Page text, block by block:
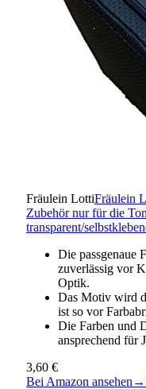
Fräulein LottiFräulein
Zubehör nur für die
transparent/
Die passgenaue
zuverlässig vor
Optik.
Das Motiv wird
ist so vor
Die Farben und
ansprechend für
3,60 €
Bei Amazon ansehen →